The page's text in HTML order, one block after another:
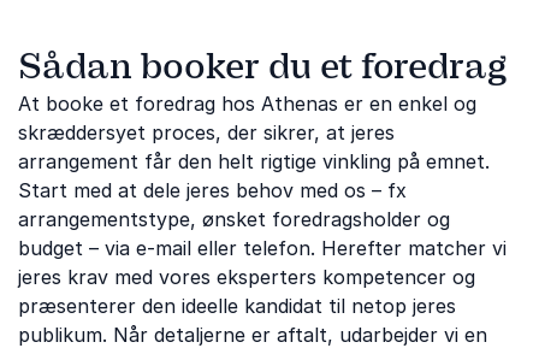
Sådan booker du et foredrag
At booke et foredrag hos Athenas er en enkel og
skræddersyet proces, der sikrer, at jeres
arrangement får den helt rigtige vinkling på emnet.
Start med at dele jeres behov med os – fx
arrangementstype, ønsket foredragsholder og
budget – via e-mail eller telefon. Herefter matcher vi
jeres krav med vores eksperters kompetencer og
præsenterer den ideelle kandidat til netop jeres
publikum. Når detaljerne er aftalt, udarbejder vi en